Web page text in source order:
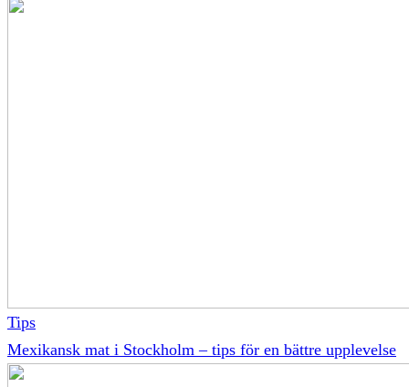
Tips
Mexikansk mat i Stockholm – tips för en bättre upplevelse